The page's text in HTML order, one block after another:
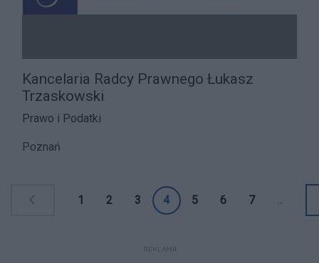
Kancelaria Radcy Prawnego Łukasz
Trzaskowski
Prawo i Podatki
Poznań
1 2 3 4 5 6 7
REKLAMA